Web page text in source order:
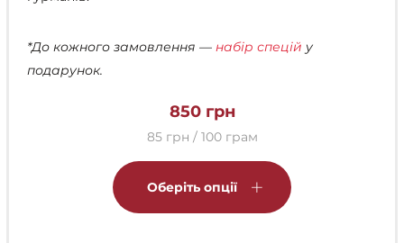
*До кожного замовлення — набір спецій у
подарунок.
850 грн
85 грн / 100 грам
Оберіть опції